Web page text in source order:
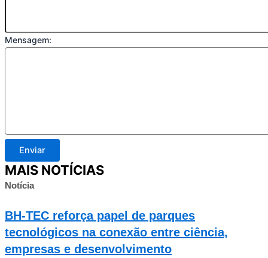
Mensagem:
Enviar
MAIS NOTÍCIAS
Notícia
BH-TEC reforça papel de parques
tecnológicos na conexão entre ciência,
empresas e desenvolvimento